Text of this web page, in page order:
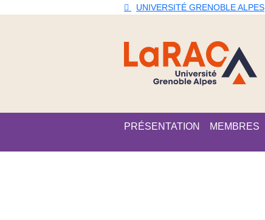
UNIVERSITÉ GRENOBLE ALPES
Navigation principale
PRÉSENTATION MEMBRES